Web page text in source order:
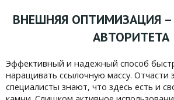
ВНЕШНЯЯ ОПТИМИЗАЦИЯ
АВТОРИТЕТА
Эффективный и надежный способ
наращивать ссылочную массу. Отчасти
специалисты знают, что здесь есть и